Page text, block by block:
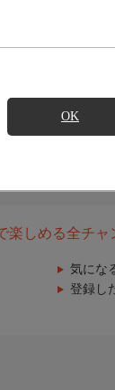
OK
楽しめる全チ
気にな
登録し